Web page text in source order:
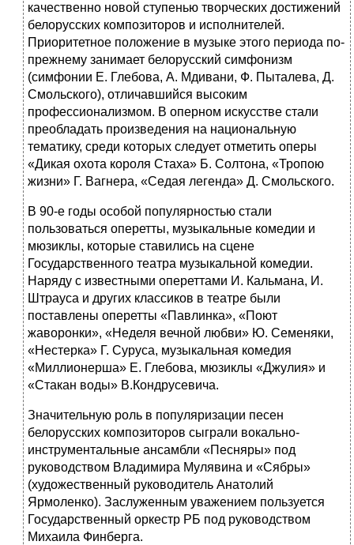
качественно новой ступенью творческих достижений
белорусских композиторов и исполнителей.
Приоритетное положение в музыке этого периода по-
прежнему занимает белорусский симфонизм
(симфонии Е. Глебова, А. Мдивани, Ф. Пыталева, Д.
Смольского), отличавшийся высоким
профессионализмом. В оперном искусстве стали
преобладать произведения на национальную
тематику, среди которых следует отметить оперы
«Дикая охота короля Стаха» Б. Солтона, «Тропою
жизни» Г. Вагнера, «Седая легенда» Д. Смольского.
В 90-е годы особой популярностью стали
пользоваться оперетты, музыкальные комедии и
мюзиклы, которые ставились на сцене
Государственного театра музыкальной комедии.
Наряду с известными опереттами И. Кальмана, И.
Штрауса и других классиков в театре были
поставлены оперетты «Павлинка», «Поют
жаворонки», «Неделя вечной любви» Ю. Семеняки,
«Нестерка» Г. Суруса, музыкальная комедия
«Миллионерша» Е. Глебова, мюзиклы «Джулия» и
«Стакан воды» В.Кондрусевича.
Значительную роль в популяризации песен
белорусских композиторов сыграли вокально-
инструментальные ансамбли «Песняры» под
руководством Владимира Мулявина и «Сябры»
(художественный руководитель Анатолий
Ярмоленко). Заслуженным уважением пользуется
Государственный оркестр РБ под руководством
Михаила Финберга.